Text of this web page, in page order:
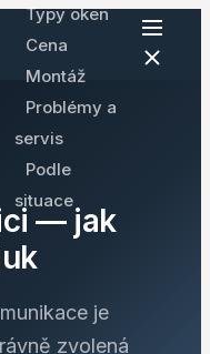
Typy oken
Cena
Montáž
Problémy a
servis
Podle
situace
— jak
je
zvolená